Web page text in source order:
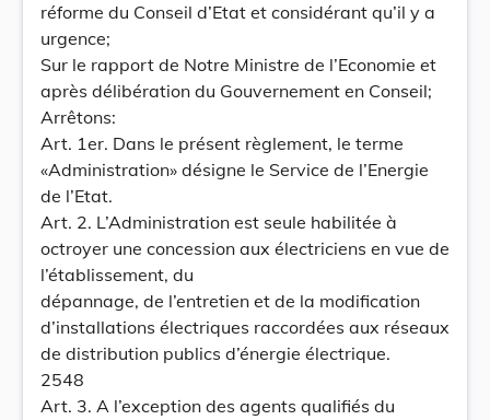
réforme du Conseil d’Etat et considérant qu’il y a
urgence;
Sur le rapport de Notre Ministre de l’Economie et
après délibération du Gouvernement en Conseil;
Arrêtons:
Art. 1er. Dans le présent règlement, le terme
«Administration» désigne le Service de l’Energie
de l’Etat.
Art. 2. L’Administration est seule habilitée à
octroyer une concession aux électriciens en vue de
l’établissement, du
dépannage, de l’entretien et de la modification
d’installations électriques raccordées aux réseaux
de distribution publics d’énergie électrique.
2548
Art. 3. A l’exception des agents qualifiés du